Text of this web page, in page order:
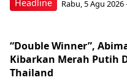
Headline Rabu, 5 Agu 2026
“Double Winner”,
Kibarkan Merah Putih
Thailand